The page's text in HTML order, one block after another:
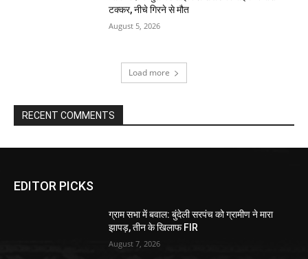
टक्कर, नीचे गिरने से मौत
August 5, 2026
Load more
RECENT COMMENTS
EDITOR PICKS
ग्राम सभा में बवाल: बुंदेली सरपंच को ग्रामीण ने मारा
झापड़, तीन के खिलाफ FIR
August 7, 2026